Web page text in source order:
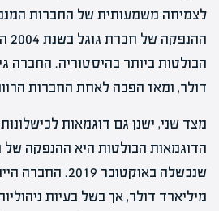
לצמיחה משמעותית של החברות
דולר, ומאז הפכה לאחת החברות
מצד שני, ישנן גם דוגמאות
מיליארד דולר, אך בשל בעיות